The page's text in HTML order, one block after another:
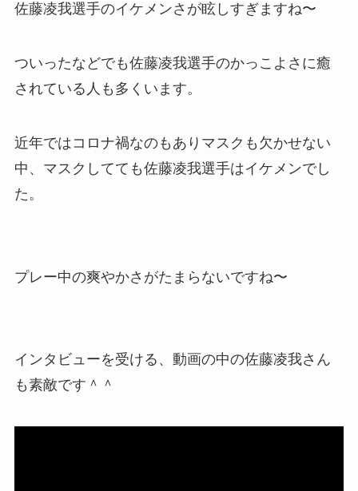
佐藤凌我選手のイケメンさが眩しすぎますね〜
ついったなどでも佐藤凌我選手のかっこよさに癒
されている人も多くいます。
近年ではコロナ禍なのもありマスクも欠かせない
中、マスクしてても佐藤凌我選手はイケメンでし
た。
プレー中の爽やかさがたまらないですね〜
インタビューを受ける、動画の中の佐藤凌我さん
も素敵です＾＾